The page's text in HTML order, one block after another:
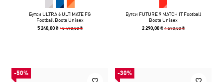
Бутси ULTRA 6 ULTIMATE FG
Football Boots Unisex
5 240,00 ₴ 10 490,00 ₴
Бутси FUTURE 9 MATCH IT Football
Boots Unisex
2 290,00 ₴4 590,00 ₴
-50% -30%